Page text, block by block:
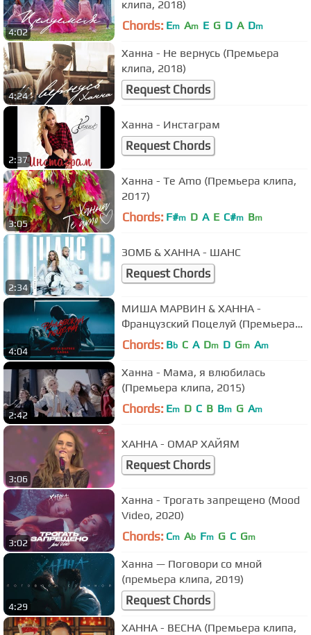
4:02
клипа, 2018)
Chords: Em Am E G D A Dm
4:24
Ханна - Не вернусь (Премьера
клипа, 2018)
Request Chords
2:37
Ханна - Инстаграм
Request Chords
3:05
Ханна - Te Amo (Премьера клипа,
2017)
Chords: F#m D A E C#m Bm
2:34
ЗОМБ & ХАННА - ШАНС
Request Chords
4:04
МИША МАРВИН & ХАННА -
Французский Поцелуй (Премьера
клипа, 2020)
Chords: Bb C A Dm D Gm Am
2:42
Ханна - Мама, я влюбилась
(Премьера клипа, 2015)
Chords: Em D C B Bm G Am
3:06
ХАННА - ОМАР ХАЙЯМ
Request Chords
3:02
Ханна - Трогать запрещено (Mood
Video, 2020)
Chords: Cm Ab Fm G C Gm
4:29
Ханна — Поговори со мной
(премьера клипа, 2019)
Request Chords
ХАННА - ВЕСНА (Премьера клипа,